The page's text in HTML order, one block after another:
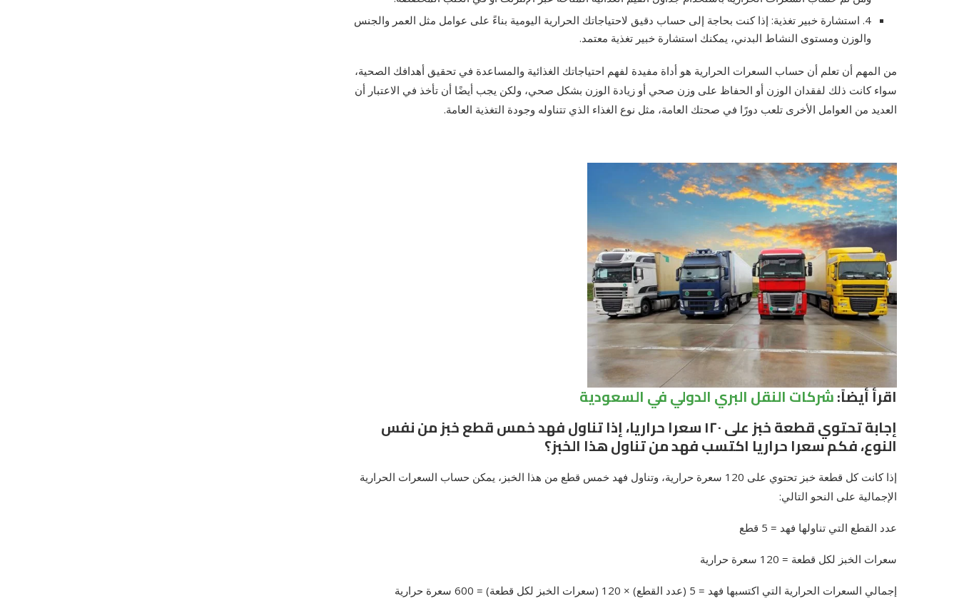
4. استشارة خبير تغذية: إذا كنت بحاجة إلى حساب دقيق لاحتياجاتك الحرارية اليومية بناءً على عوامل مثل العمر والجنس
والوزن ومستوى النشاط البدني، يمكنك استشارة خبير تغذية معتمد.
من المهم أن تعلم أن حساب السعرات الحرارية هو أداة مفيدة لفهم احتياجاتك الغذائية والمساعدة في تحقيق أهدافك الصحية،
سواء كانت ذلك لفقدان الوزن أو الحفاظ على وزن صحي أو زيادة الوزن بشكل صحي، ولكن يجب أيضًا أن تأخذ في الاعتبار أن
العديد من العوامل الأخرى تلعب دورًا في صحتك العامة، مثل نوع الغذاء الذي تتناوله وجودة التغذية العامة.
اقرأ أيضاً:شركات النقل البري الدولي في السعودية
إجابة تحتوي قطعة خبز على ١٢٠ سعرا حراريا، إذا تناول فهد خمس قطع خبز من نفس
النوع، فكم سعرا حراريا اكتسب فهد من تناول هذا الخبز؟
إذا كانت كل قطعة خبز تحتوي على 120 سعرة حرارية، وتناول فهد خمس قطع من هذا الخبز، يمكن حساب السعرات الحرارية
الإجمالية على النحو التالي:
عدد القطع التي تناولها فهد = 5 قطع
سعرات الخبز لكل قطعة = 120 سعرة حرارية
إجمالي السعرات الحرارية التي اكتسبها فهد = 5 (عدد القطع) × 120 (سعرات الخبز لكل قطعة) = 600 سعرة حرارية